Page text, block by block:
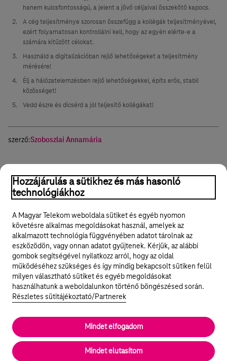
hanem kulcsfontosságú, a jelent a jövő céljaival összekötő kapocs.
A cég teljesítménye szorosan összefügg a kollégák teljesítményével,
ezért folyamatosan kontrollálni kell, hogy az egyén elérte-e a
számára kitűzött célokat.
Használd a digitalizációban rejlő lehetőségeket a teljesítmény
mérésére!
Élj a hálózatelemzésben rejlő lehetőségekkel, építs erős, stabil
közösséget!
Vedd észre és dicsérd a jól teljesítő kollégákat!
szerző:Szoboszlai Annamária
Online értékelés Fogyasztói szokások Munkaszervezés
Legyél a Hello Biznisz közösség tagja!
REGISZTRÁLOK/BELÉPEK
© 2024 Magyar Telekom Nyrt.
Rólunk
Hozzájárulás a sütikhez és más hasonló
technológiákhoz
A Magyar Telekom weboldala sütiket és egyéb nyomon
követésre alkalmas megoldásokat használ, amelyek az
alkalmazott technológia függvényében adatot tárolnak az
eszközödön, vagy onnan adatot gyűjtenek. Kérjük, az alábbi
gombok segítségével nyilatkozz arról, hogy az oldal
működéséhez szükséges és így mindig bekapcsolt sütiken felül
milyen választható sütiket és egyéb megoldásokat
használhatunk a weboldalunkon történő böngészésed során.
Részletes sütitájékoztató/Partnerek
Mindet elutasítom
Mindet elfogadom